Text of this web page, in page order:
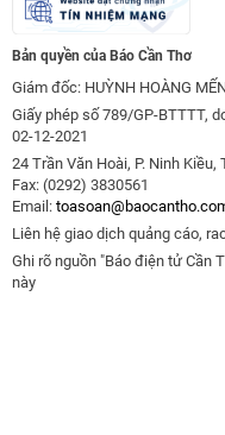
Bản quyền của Báo Cần Thơ
Giám đốc: HUỲNH HOÀNG
Giấy phép số 789/GP-BTTTT,
02-12-2021
24 Trần Văn Hoài, P. Ninh
Fax: (0292) 3830561
Email:
Liên hệ giao dịch quảng cáo,
Ghi rõ nguồn "Báo điện tử Cần
này